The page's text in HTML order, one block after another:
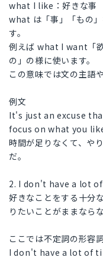
what I like：好きな事
what は「事」「もの
す。
例えば what I want「
の」の様に使います。
この意味では文の主語
例文
It's just an excuse
focus on what you
時間が足りなくて、や
だ。
2. I don't have a lot
好きなことをする十分
りたいことがままならな
ここでは不定詞の形容
I don't have a lot of